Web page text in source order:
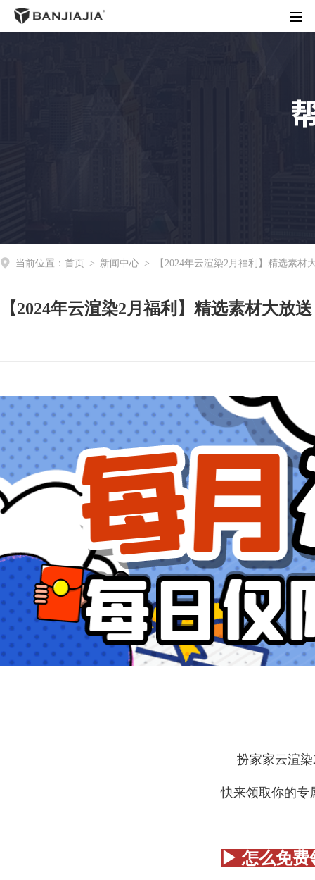
当前位置： 首页 > 新闻中心 > 【2024年云渲染2月福利】精选素材
【2024年云渲染2月福利】精选素材大放
扮家家云渲
快来领取你的专
▶ 怎么免